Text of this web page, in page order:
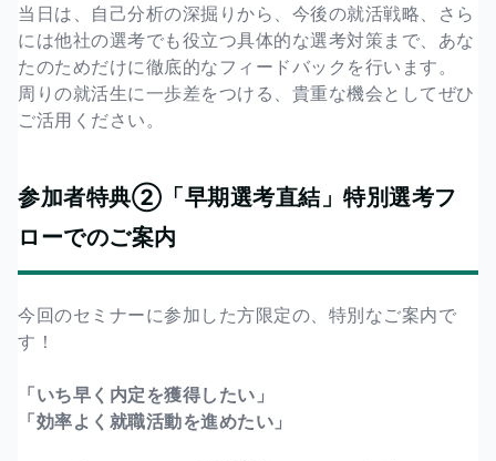
当日は、自己分析の深掘りから、今後の就活戦略、さら
には他社の選考でも役立つ具体的な選考対策まで、あな
たのためだけに徹底的なフィードバックを行います。
周りの就活生に一歩差をつける、貴重な機会としてぜひ
ご活用ください。
参加者特典②「早期選考直結」特別選考フ
ローでのご案内
今回のセミナーに参加した方限定の、特別なご案内で
す！
「いち早く内定を獲得したい」
「効率よく就職活動を進めたい」